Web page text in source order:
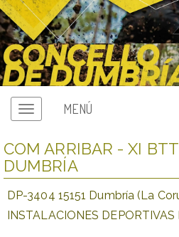
MENÚ
COM ARRIBAR - XI
DUMBRÍA
DP-3404 15151 Dumbría (La
INSTALACIONES DEPORTIVAS